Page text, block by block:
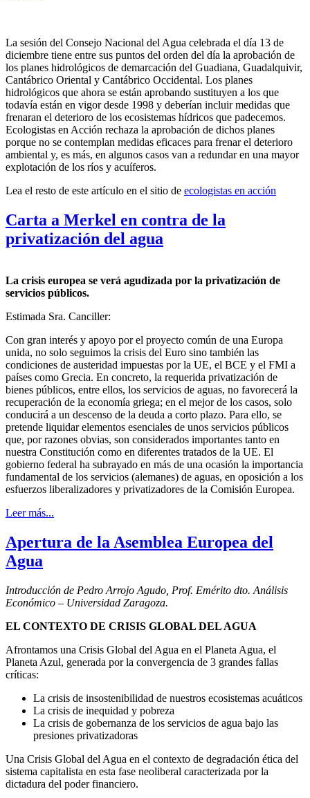
La sesión del Consejo Nacional del Agua celebrada el día 13 de
diciembre tiene entre sus puntos del orden del día la aprobación de
los planes hidrológicos de demarcación del Guadiana, Guadalquivir,
Cantábrico Oriental y Cantábrico Occidental. Los planes
hidrológicos que ahora se están aprobando sustituyen a los que
todavía están en vigor desde 1998 y deberían incluir medidas que
frenaran el deterioro de los ecosistemas hídricos que padecemos.
Ecologistas en Acción rechaza la aprobación de dichos planes
porque no se contemplan medidas eficaces para frenar el deterioro
ambiental y, es más, en algunos casos van a redundar en una mayor
explotación de los ríos y acuíferos.
Lea el resto de este artículo en el sitio de ecologistas en acción
Carta a Merkel en contra de la
privatización del agua
La crisis europea se verá agudizada por la privatización de
servicios públicos.
Estimada Sra. Canciller:
Con gran interés y apoyo por el proyecto común de una Europa
unida, no solo seguimos la crisis del Euro sino también las
condiciones de austeridad impuestas por la UE, el BCE y el FMI a
países como Grecia. En concreto, la requerida privatización de
bienes públicos, entre ellos, los servicios de aguas, no favorecerá la
recuperación de la economía griega; en el mejor de los casos, solo
conducirá a un descenso de la deuda a corto plazo. Para ello, se
pretende liquidar elementos esenciales de unos servicios públicos
que, por razones obvias, son considerados importantes tanto en
nuestra Constitución como en diferentes tratados de la UE. El
gobierno federal ha subrayado en más de una ocasión la importancia
fundamental de los servicios (alemanes) de aguas, en oposición a los
esfuerzos liberalizadores y privatizadores de la Comisión Europea.
Leer más...
Apertura de la Asemblea Europea del
Agua
Introducción de Pedro Arrojo Agudo, Prof. Emérito dto. Análisis
Económico – Universidad Zaragoza.
EL CONTEXTO DE CRISIS GLOBAL DEL AGUA
Afrontamos una Crisis Global del Agua en el Planeta Agua, el
Planeta Azul, generada por la convergencia de 3 grandes fallas
críticas:
La crisis de insostenibilidad de nuestros ecosistemas acuáticos
La crisis de inequidad y pobreza
La crisis de gobernanza de los servicios de agua bajo las
presiones privatizadoras
Una Crisis Global del Agua en el contexto de degradación ética del
sistema capitalista en esta fase neoliberal caracterizada por la
dictadura del poder financiero.